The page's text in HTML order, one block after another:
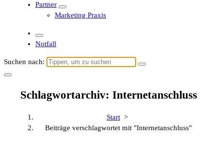
Partner
Marketing Praxis
Notfall
Suchen nach:
Schlagwortarchiv: Internetanschluss
Start >
Beiträge verschlagwortet mit "Internetanschluss"